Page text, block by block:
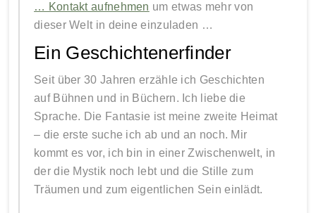
… Kontakt aufnehmen um etwas mehr von
dieser Welt in deine einzuladen …
Ein Geschichtenerfinder
Seit über 30 Jahren erzähle ich Geschichten
auf Bühnen und in Büchern. Ich liebe die
Sprache. Die Fantasie ist meine zweite Heimat
– die erste suche ich ab und an noch. Mir
kommt es vor, ich bin in einer Zwischenwelt, in
der die Mystik noch lebt und die Stille zum
Träumen und zum eigentlichen Sein einlädt.